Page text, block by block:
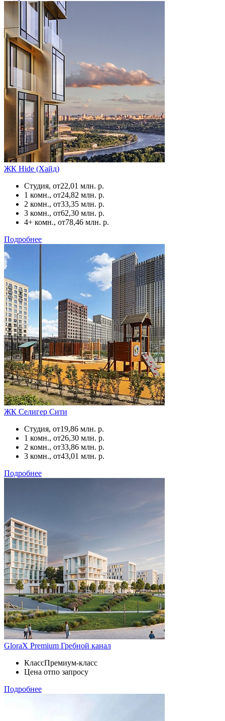
ЖК Hide (Хайд)
Студия, от22,01 млн. р.
1 комн., от24,82 млн. р.
2 комн., от33,35 млн. р.
3 комн., от62,30 млн. р.
4+ комн., от78,46 млн. р.
Подробнее
ЖК Селигер Сити
Студия, от19,86 млн. р.
1 комн., от26,30 млн. р.
2 комн., от33,86 млн. р.
3 комн., от43,01 млн. р.
Подробнее
GloraX Premium Гребной канал
КлассПремиум-класс
Цена отпо запросу
Подробнее